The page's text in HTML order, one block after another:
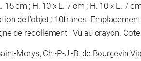
15 cm ; H. 10 x L. 7 cm ; H. 10 x L. 7
de l'objet : 10francs.
de recollement : Vu au crayon.
Morys, Ch.-P.-J.-B. de Bourgevin